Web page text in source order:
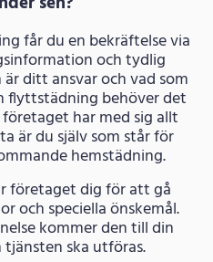
får du en bekräftelse via
och tydlig
ditt ansvar och vad som
flyttstädning behöver det
har med sig allt
är du själv som står för
hemstädning.
företaget dig för att gå
och speciella önskemål.
kommer den till din
ska utföras.